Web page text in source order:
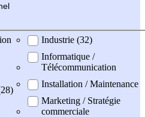
Industrie (32)
Informatique /
Télécommunication
Installation / Maintenance
Marketing / Stratégie
commerciale